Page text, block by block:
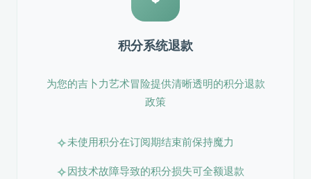
积分系统退款
为您的吉卜力艺术冒险提供清晰透明的积分退款
政策
未使用积分在订阅期结束前保持魔力
因技术故障导致的积分损失可全额退款